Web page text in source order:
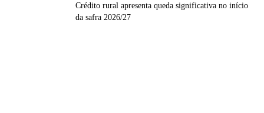
Crédito rural apresenta queda significativa no início
da safra 2026/27